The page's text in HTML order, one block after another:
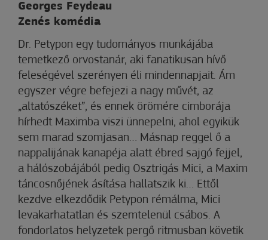
Georges Feydeau
Zenés komédia
Dr. Petypon egy tudományos munkájába
temetkező orvostanár, aki fanatikusan hívő
feleségével szerényen éli mindennapjait. Ám
egyszer végre befejezi a nagy művét, az
„altatószéket”, és ennek örömére cimborája
hírhedt Maximba viszi ünnepelni, ahol egyikük
sem marad szomjasan… Másnap reggel ő a
nappalijának kanapéja alatt ébred sajgó fejjel,
a hálószobájából pedig Osztrigás Mici, a Maxim
táncosnőjének ásítása hallatszik ki… Ettől
kezdve elkezdődik Petypon rémálma, Mici
levakarhatatlan és szemtelenül csábos. A
fondorlatos helyzetek pergő ritmusban követik